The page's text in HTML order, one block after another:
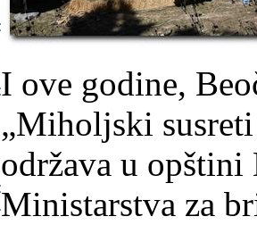
I ove godine,
„Miholjski
održava u
Ministarstva za